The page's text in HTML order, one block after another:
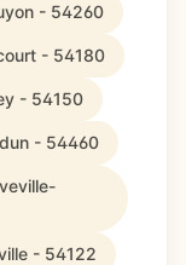
- 54260
- 54180
- 54150
- 54460
- 54122